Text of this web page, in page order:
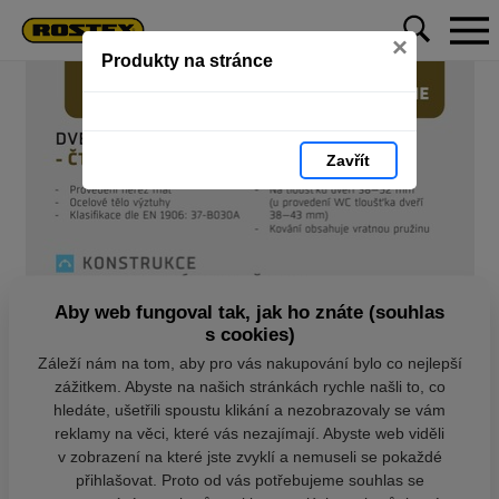
Produkty na stránce ×
Zavřít
Aby web fungoval tak, jak ho znáte (souhlas
s cookies)
Záleží nám na tom, aby pro vás nakupování bylo co nejlepší
zážitkem. Abyste na našich stránkách rychle našli to, co
hledáte, ušetřili spoustu klikání a nezobrazovaly se vám
reklamy na věci, které vás nezajímají. Abyste web viděli
v zobrazení na které jste zvyklí a nemuseli se pokaždé
přihlašovat. Proto od vás potřebujeme souhlas se